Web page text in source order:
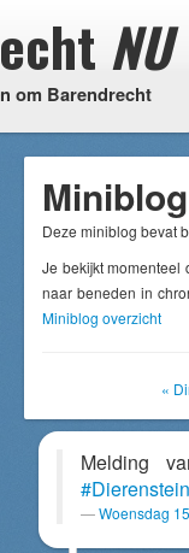
NU
om Barendrecht
Miniblog
Deze miniblog bevat
Je bekijkt
naar beneden in
Miniblog overzicht
«
Melding
Woensdag